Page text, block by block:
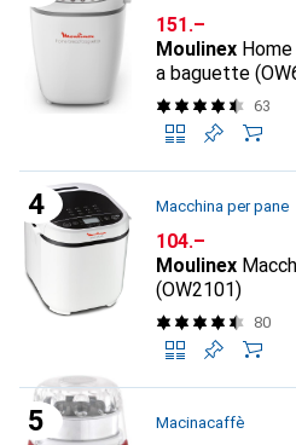
CHF
151.–
Moulinex
a baguette
63
Macchina per pane
CHF
104.–
Moulinex
(OW2101)
80
Macinacaffè